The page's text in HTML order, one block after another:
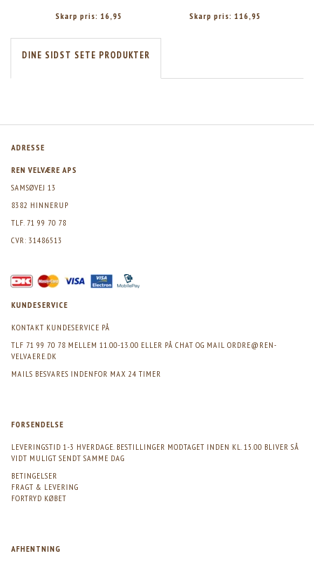
Skarp pris: 16,95 Skarp pris: 116,95
DINE SIDST SETE PRODUKTER
ADRESSE
REN VELVÆRE APS
SAMSØVEJ 13
8382 HINNERUP
TLF. 71 99 70 78
CVR: 31486513
KUNDESERVICE
KONTAKT KUNDESERVICE PÅ
TLF 71 99 70 78 MELLEM 11.00-13.00 ELLER PÅ CHAT OG MAIL ORDRE@REN-
VELVAERE.DK
MAILS BESVARES INDENFOR MAX 24 TIMER
FORSENDELSE
LEVERINGSTID 1-3 HVERDAGE. BESTILLINGER MODTAGET INDEN KL. 15.00 BLIVER SÅ
VIDT MULIGT SENDT SAMME DAG
BETINGELSER
FRAGT & LEVERING
FORTRYD KØBET
AFHENTNING